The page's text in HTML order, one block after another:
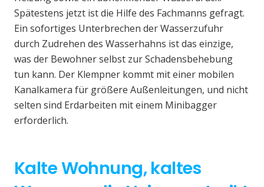
Spätestens jetzt ist die Hilfe des Fachmanns gefragt.
Ein sofortiges Unterbrechen der Wasserzufuhr
durch Zudrehen des Wasserhahns ist das einzige,
was der Bewohner selbst zur Schadensbehebung
tun kann. Der Klempner kommt mit einer mobilen
Kanalkamera für größere Außenleitungen, und nicht
selten sind Erdarbeiten mit einem Minibagger
erforderlich.
Kalte Wohnung, kaltes